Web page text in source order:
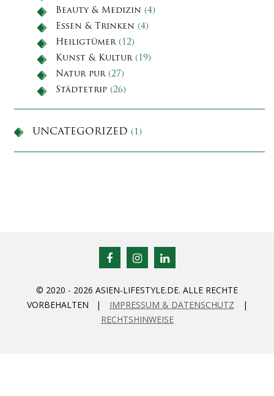
Beauty & Medizin (4)
Essen & Trinken (4)
Heiligtümer(12)
Kunst & Kultur(19)
Natur pur(27)
Städtetrip (26)
UNCATEGORIZED (1)
© 2020 - 2026 ASIEN-LIFESTYLE.DE. ALLE RECHTE
VORBEHALTEN |
IMPRESSUM & DATENSCHUTZ
|
RECHTSHINWEISE